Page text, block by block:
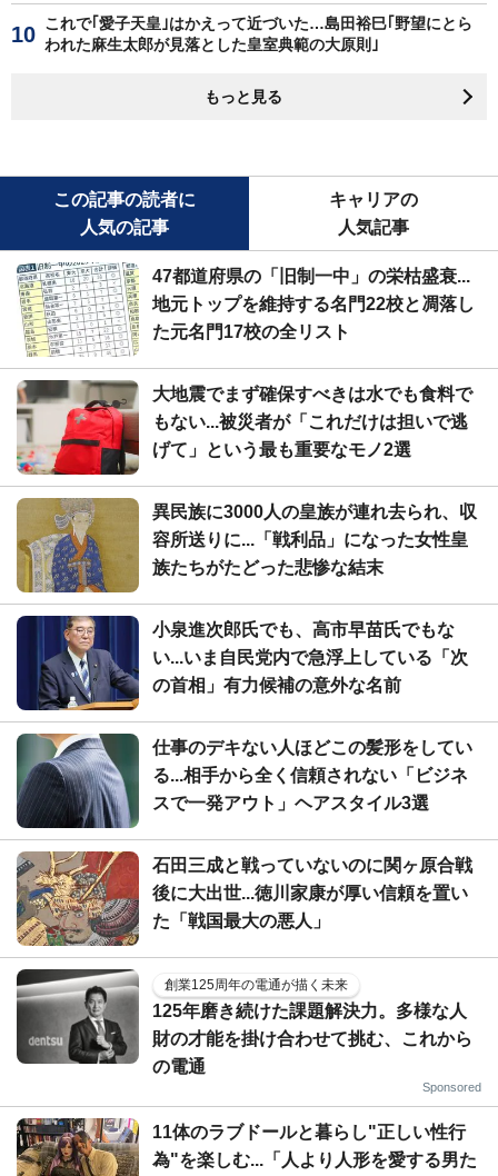
これで｢愛子天皇｣はかえって近づいた…島田裕巳｢野望にとら
われた麻生太郎が見落とした皇室典範の大原則｣
もっと見る
この記事の読者に
人気の記事
キャリアの
人気記事
47都道府県の「旧制一中」の栄枯盛衰...
地元トップを維持する名門22校と凋落し
た元名門17校の全リスト
大地震でまず確保すべきは水でも食料で
もない...被災者が「これだけは担いで逃
げて」という最も重要なモノ2選
異民族に3000人の皇族が連れ去られ、収
容所送りに...「戦利品」になった女性皇
族たちがたどった悲惨な結末
小泉進次郎氏でも、高市早苗氏でもな
い...いま自民党内で急浮上している「次
の首相」有力候補の意外な名前
仕事のデキない人ほどこの髪形をしてい
る...相手から全く信頼されない「ビジネ
スで一発アウト」ヘアスタイル3選
石田三成と戦っていないのに関ヶ原合戦
後に大出世...徳川家康が厚い信頼を置い
た「戦国最大の悪人」
創業125周年の電通が描く未来
125年磨き続けた課題解決力。多様な人
財の才能を掛け合わせて挑む、これから
の電通
Sponsored
11体のラブドールと暮らし"正しい性行
為"を楽しむ...「人より人形を愛する男た